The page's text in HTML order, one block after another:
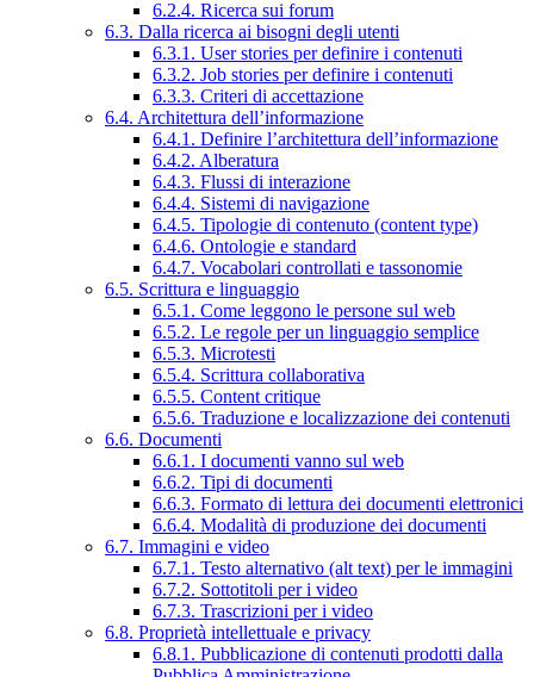
6.2.4. Ricerca sui forum
6.3. Dalla ricerca ai bisogni degli utenti
6.3.1. User stories per definire i contenuti
6.3.2. Job stories per definire i contenuti
6.3.3. Criteri di accettazione
6.4. Architettura dell’informazione
6.4.1. Definire l’architettura dell’informazione
6.4.2. Alberatura
6.4.3. Flussi di interazione
6.4.4. Sistemi di navigazione
6.4.5. Tipologie di contenuto (content type)
6.4.6. Ontologie e standard
6.4.7. Vocabolari controllati e tassonomie
6.5. Scrittura e linguaggio
6.5.1. Come leggono le persone sul web
6.5.2. Le regole per un linguaggio semplice
6.5.3. Microtesti
6.5.4. Scrittura collaborativa
6.5.5. Content critique
6.5.6. Traduzione e localizzazione dei contenuti
6.6. Documenti
6.6.1. I documenti vanno sul web
6.6.2. Tipi di documenti
6.6.3. Formato di lettura dei documenti elettronici
6.6.4. Modalità di produzione dei documenti
6.7. Immagini e video
6.7.1. Testo alternativo (alt text) per le immagini
6.7.2. Sottotitoli per i video
6.7.3. Trascrizioni per i video
6.8. Proprietà intellettuale e privacy
6.8.1. Pubblicazione di contenuti prodotti dalla